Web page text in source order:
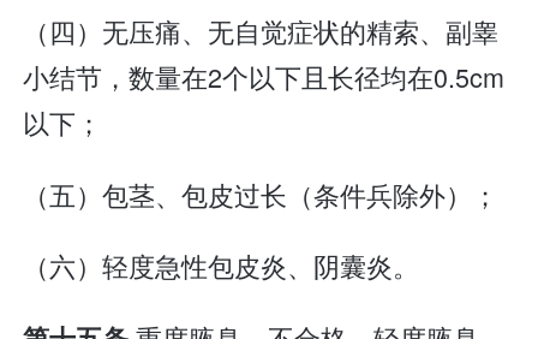
（四）无压痛、无自觉症状的精索、副睾
小结节，数量在2个以下且长径均在0.5cm
以下；
（五）包茎、包皮过长（条件兵除外）；
（六）轻度急性包皮炎、阴囊炎。